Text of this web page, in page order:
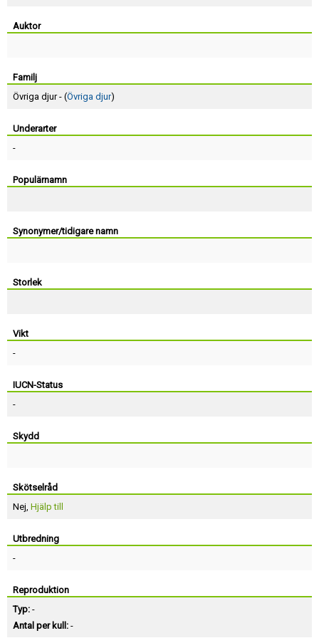
Auktor
Familj
Övriga djur - (Övriga djur)
Underarter
-
Populärnamn
Synonymer/tidigare namn
Storlek
Vikt
-
IUCN-Status
-
Skydd
Skötselråd
Nej, Hjälp till
Utbredning
-
Reproduktion
Typ: -
Antal per kull: -